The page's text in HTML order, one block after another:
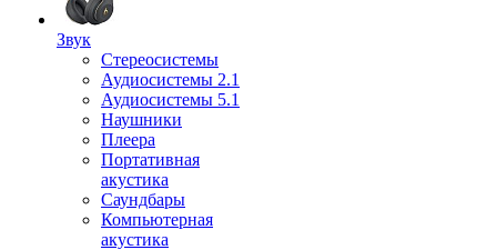
Звук
Стереосистемы
Аудиосистемы 2.1
Аудиосистемы 5.1
Наушники
Плеера
Портативная
акустика
Саундбары
Компьютерная
акустика